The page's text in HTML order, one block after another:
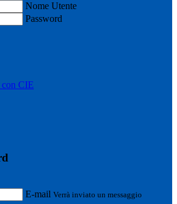
Nome Utente
Password
con CIE
E-mail Verrà inviato un messaggio